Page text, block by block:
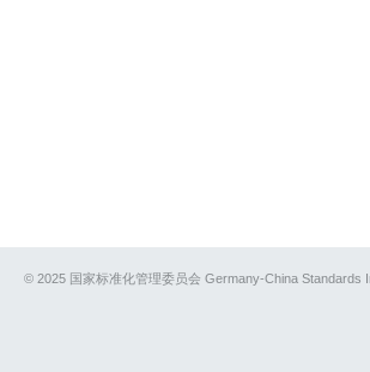
© 2025 国家标准化管理委员会 Germany-China Standards